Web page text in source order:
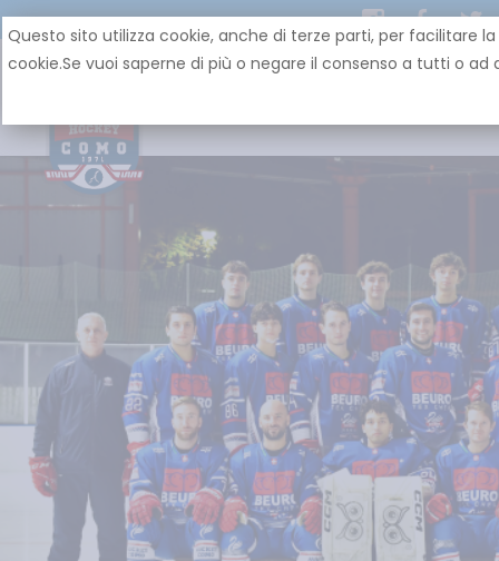
Questo sito utilizza cookie, anche di terze parti, per facilitare
cookie.Se vuoi saperne di più o negare il consenso a tutti o ad